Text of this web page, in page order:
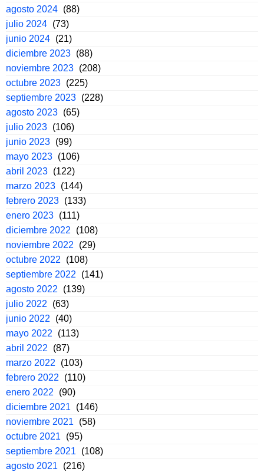
agosto 2024 (88)
julio 2024 (73)
junio 2024 (21)
diciembre 2023 (88)
noviembre 2023 (208)
octubre 2023 (225)
septiembre 2023 (228)
agosto 2023 (65)
julio 2023 (106)
junio 2023 (99)
mayo 2023 (106)
abril 2023 (122)
marzo 2023 (144)
febrero 2023 (133)
enero 2023 (111)
diciembre 2022
(108)
noviembre 2022
(29)
octubre 2022
(108)
septiembre 2022
(141)
agosto 2022
(139)
julio 2022
(63)
junio 2022
(40)
mayo 2022
(113)
abril 2022
(87)
marzo 2022
(103)
febrero 2022
(110)
enero 2022
(90)
diciembre 2021
(146)
noviembre 2021
(58)
octubre 2021
(95)
septiembre 2021
(108)
agosto 2021
(216)